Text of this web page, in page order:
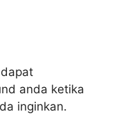
anda ketika
inginkan.